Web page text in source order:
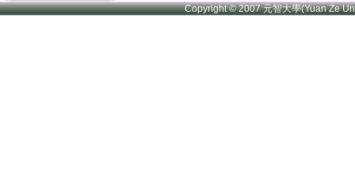
Copyright © 2007 元智大學(Yuan Ze